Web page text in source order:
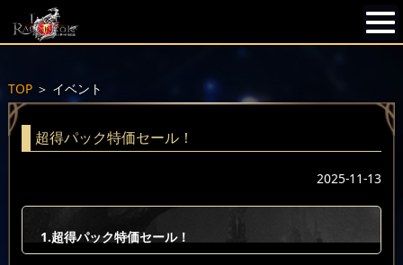
TOP＞ イベント
超得パック特価セール！
2025-11-13
1.超得パック特価セール！